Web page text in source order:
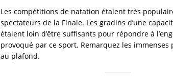
Les compétitions de natation étaient très
spectateurs de la Finale. Les gradins d’une
étaient loin d’être suffisants pour répondre à
provoqué par ce sport. Remarquez les immenses
au plafond.